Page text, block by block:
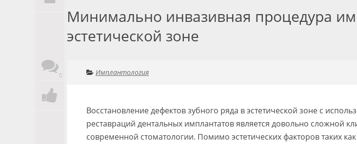
0
Минимально инвазивная процедура
эстетической зоне
Имплантология
Восстановление дефектов зубного ряда в эстетической зоне с
реставраций дентальных имплантатов является довольно сложной
современной стоматологии. Помимо эстетических факторов таких